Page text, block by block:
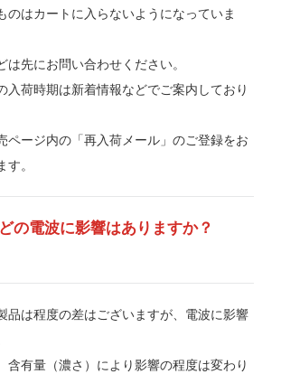
のはカートに入らないようになっていま
は先にお問い合わせください。
入荷時期は新着情報などでご案内しており
ページ内の「再入荷メール」のご登録をお
。
の電波に影響はありますか？
品は程度の差はございますが、電波に影響
含有量（濃さ）により影響の程度は変わり